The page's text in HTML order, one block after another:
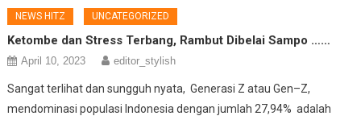
NEWS HITZ UNCATEGORIZED
Ketombe dan Stress Terbang, Rambut Dibelai Sampo ……
April 10, 2023 editor_stylish
Sangat terlihat dan sungguh nyata, Generasi Z atau Gen–Z,
mendominasi populasi Indonesia dengan jumlah 27,94% adalah